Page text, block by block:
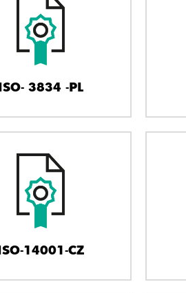
3834 -PL
14001-CZ